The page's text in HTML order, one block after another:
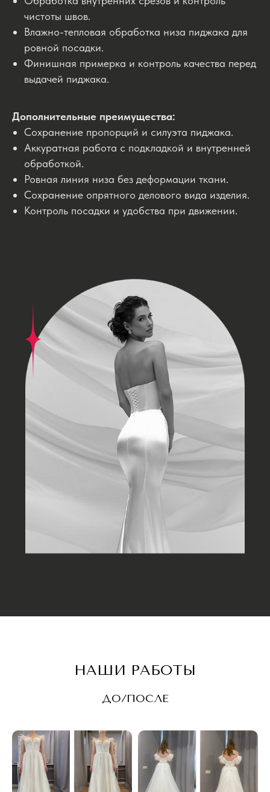
чистоты швов.
Влажно-тепловая обработка низа пиджака для
ровной посадки.
Финишная примерка и контроль качества перед
выдачей пиджака.
Дополнительные преимущества:
Сохранение пропорций и силуэта пиджака.
Аккуратная работа с подкладкой и внутренней
обработкой.
Ровная линия низа без деформации ткани.
Сохранение опрятного делового вида изделия.
Контроль посадки и удобства при движении.
НАШИ РАБОТЫ
ДО/ПОСЛЕ